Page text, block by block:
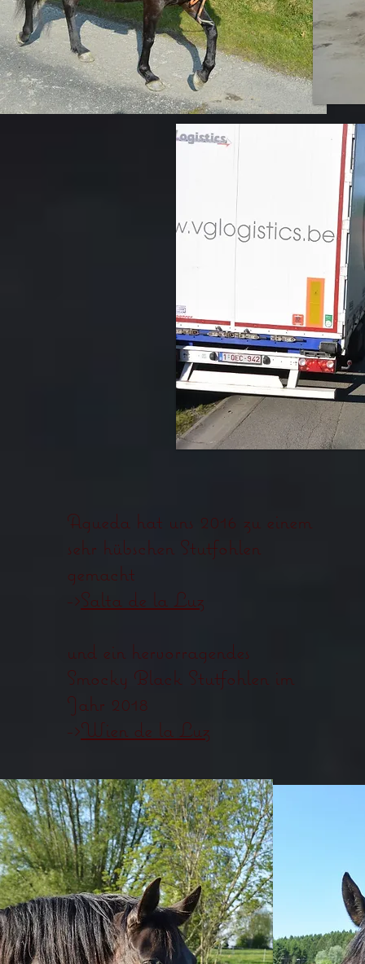
Agueda hat uns 2016 zu einem
sehr hübschen Stutfohlen
gemacht
->Salta de la Luz
und ein hervorragendes
Smocky Black Stutfohlen im
Jahr 2018
->Wien de la Luz